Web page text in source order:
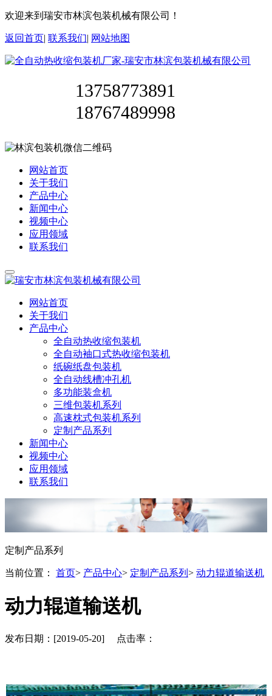
欢迎来到瑞安市林滨包装机械有限公司！
返回首页| 联系我们| 网站地图
13758773891
18767489998
网站首页
关于我们
产品中心
新闻中心
视频中心
应用领域
联系我们
网站首页
关于我们
产品中心
全自动热收缩包装机
全自动袖口式热收缩包装机
纸碗纸盘包装机
全自动线槽冲孔机
多功能装盒机
三维包装机系列
高速枕式包装机系列
定制产品系列
新闻中心
视频中心
应用领域
联系我们
定制产品系列
当前位置： 首页> 产品中心> 定制产品系列 > 动力辊道输送机
动力辊道输送机
发布日期：[2019-05-20] 点击率：